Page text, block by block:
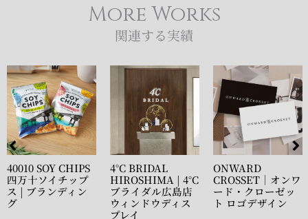
More Works
関連する実績
4°C BRIDAL
HIROSHIMA | 4°C
ブライダル広島店
ウィンドウディス
ONWARD
CROSSET｜オンワ
ード・クローゼッ
ト ロゴデザイン
CLARINS ISETAN
MAKE UP PARTY
| クラランス 伊勢
丹新宿店イベント